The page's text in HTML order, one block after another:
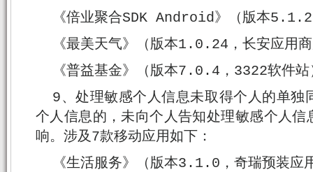
《倍业聚合SDK Android》（版本
《最美天气》（版本1.0.24，长安应用
《普益基金》（版本7.0.4，3322软件站
9、处理敏感个人信息未取得个人的单独
个人信息的，未向个人告知处理敏感个人
响。涉及7款移动应用如下：
《生活服务》（版本3.1.0，奇瑞预装应